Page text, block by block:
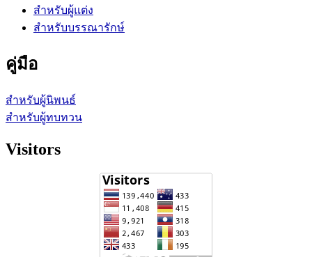
สำหรับผู้แต่ง
สำหรับบรรณารักษ์
คู่มือ
สำหรับผู้นิพนธ์
สำหรับผู้ทบทวน
Visitors